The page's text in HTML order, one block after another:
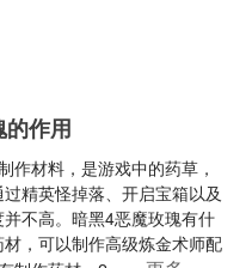
的作用
作材料，是游戏中的药草，
精英怪掉落、开启宝箱以及
不高。暗黑4恶魔玫瑰有什
，可以制作高级炼金术师配